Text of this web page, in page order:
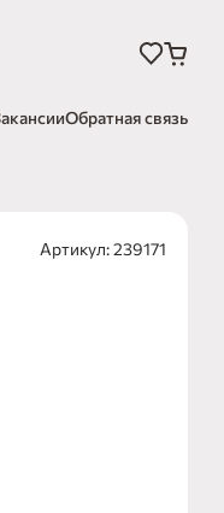
Обратная связь
Артикул: 239171